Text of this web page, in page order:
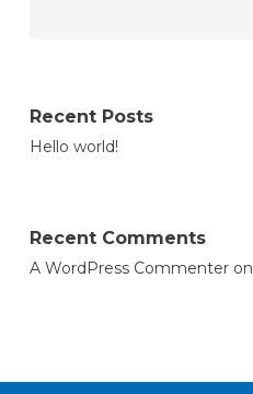
Recent Posts
Hello world!
Recent Comments
A WordPress Commenteron